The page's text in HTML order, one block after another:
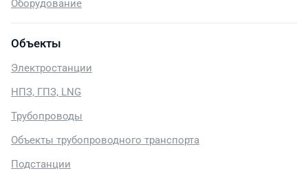
Оборудование
Объекты
Электростанции
НПЗ, ГПЗ, LNG
Трубопроводы
Объекты трубопроводного транспорта
Подстанции